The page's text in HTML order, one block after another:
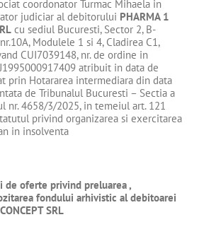
coordonator Turmac Mihaela in
judiciar al debitorului PHARMA 1
cu sediul Bucuresti, Sector 2, B-
Modulele 1 si 4, Cladirea C1,
CUI7039148, nr. de ordine in
atribuit in data de
prin Hotararea intermediara din data
de Tribunalul Bucuresti – Sectia a
nr. 4658/3/2025, in temeiul art. 121
privind organizarea si exercitarea
in insolventa
de oferte privind preluarea ,
fondului arhivistic al debitoarei
SRL